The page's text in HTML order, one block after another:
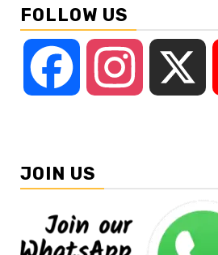
FOLLOW US
Facebook Instagram
JOIN US